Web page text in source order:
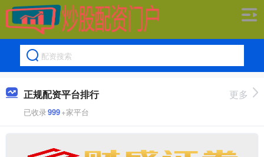
正规配资平台排行
已收录999+家平台
更多